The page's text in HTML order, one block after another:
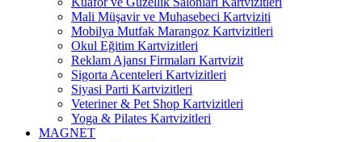
Mali Müşavir ve Muhasebeci Kartviziti
Mobilya Mutfak Marangoz Kartvizitleri
Okul Eğitim Kartvizitleri
Reklam Ajansı Firmaları Kartvizit
Sigorta Acenteleri Kartvizitleri
Siyasi Parti Kartvizitleri
Veteriner & Pet Shop Kartvizitleri
Yoga & Pilates Kartvizitleri
MAGNET